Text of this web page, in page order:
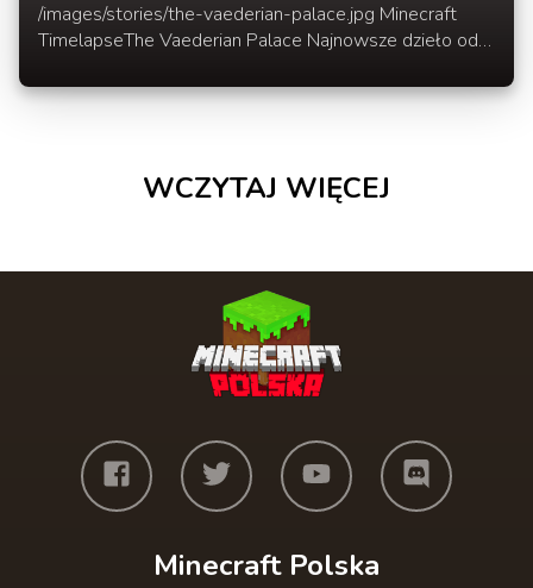
/images/stories/the-vaederian-palace.jpg Minecraft
TimelapseThe Vaederian Palace Najnowsze dzieło od
zbudowano Pałac Królewski na ogromnym bezkresnym
WCZYTAJ WIĘCEJ
Minecraft Polska